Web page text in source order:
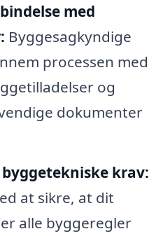
med
Byggesagkyndige
processen med
og
dokumenter
krav:
at sikre, at dit
alle byggeregler